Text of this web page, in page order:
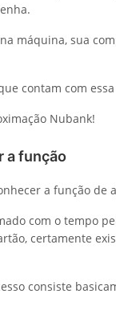
máquina, sua
contam com
Nubank!
a função
a função de
com o tempo
certamente
consiste